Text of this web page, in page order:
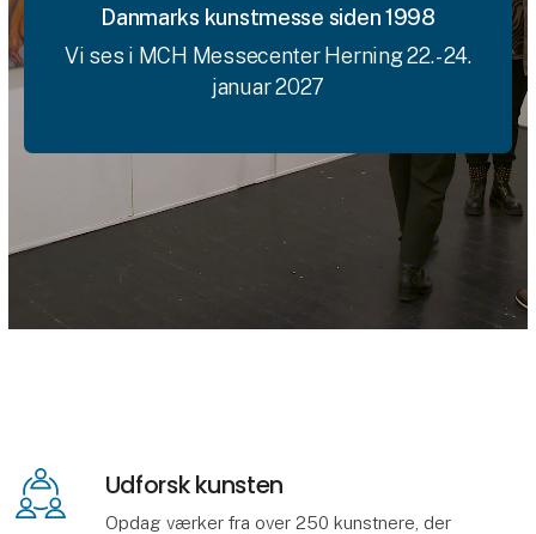
Danmarks kunstmesse siden 1998
Vi ses i MCH Messecenter Herning 22. - 24.
januar 2027
Udforsk kunsten
Opdag værker fra over 250 kunstnere, der